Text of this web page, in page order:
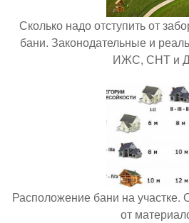
Сколько надо отступить от
бани. Законодательные и
ИЖС, СНТ и
Расположение бани на участке.
от